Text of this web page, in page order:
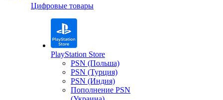
Цифровые товары
PlayStation Store
PSN (Польша)
PSN (Турция)
PSN (Индия)
Пополнение PSN